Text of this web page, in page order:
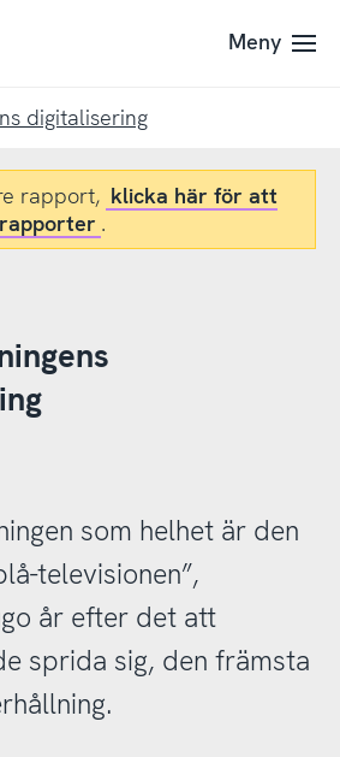
Meny
digitalisering
rapport, klicka här för att
.
som helhet är den
televisionen”,
år efter det att
sprida sig, den främsta